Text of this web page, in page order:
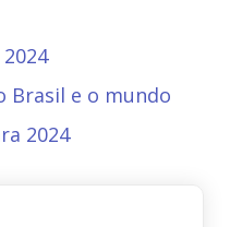
Brasil e o mundo
2024